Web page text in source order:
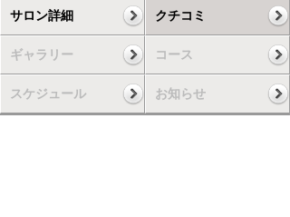
サロン詳細 クチコミ
ギャラリー コース
スケジュール お知らせ